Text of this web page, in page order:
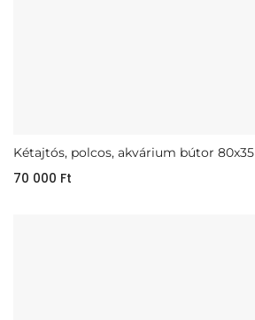
Kétajtós, polcos, akvárium bútor 80x35
70 000 Ft